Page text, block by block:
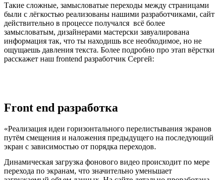
Такие сложные, замысловатые переходы между страницами
были с лёгкостью реализованы нашими разработчиками, сайт
действительно в процессе получался всё более
замысловатым, дизайнерами мастерски завуалирована
информация так, что ты находишь все необходимое, но не
ощущаешь давления текста. Более подробно про этап вёрстки
расскажет наш frontend разработчик Сергей:
Front end разработка
«Реализация идеи горизонтального перелистывания экранов
путём смещения и наложения предыдущего на последующий
экран с зависимостью от порядка переходов.
Динамическая загрузка фонового видео происходит по мере
перехода по экранам, что значительно уменьшает